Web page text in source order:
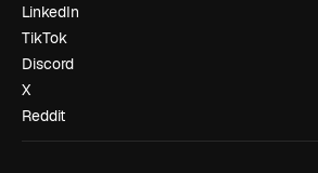
LinkedIn
TikTok
Discord
X
Reddit